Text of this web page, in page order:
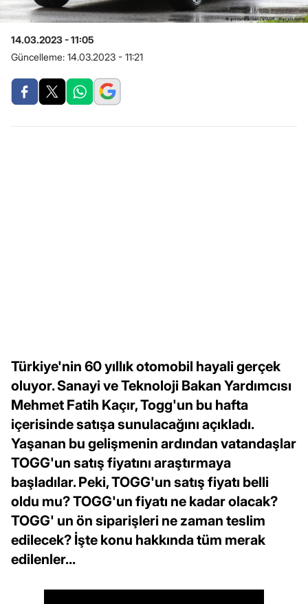
14.03.2023 - 11:05
Güncelleme: 14.03.2023 - 11:21
Türkiye'nin 60 yıllık otomobil hayali gerçek
oluyor. Sanayi ve Teknoloji Bakan Yardımcısı
Mehmet Fatih Kaçır, Togg'un bu hafta
içerisinde satışa sunulacağını açıkladı.
Yaşanan bu gelişmenin ardından vatandaşlar
TOGG'un satış fiyatını araştırmaya
başladılar. Peki, TOGG'un satış fiyatı belli
oldu mu? TOGG'un fiyatı ne kadar olacak?
TOGG' un ön siparişleri ne zaman teslim
edilecek? İşte konu hakkında tüm merak
edilenler...